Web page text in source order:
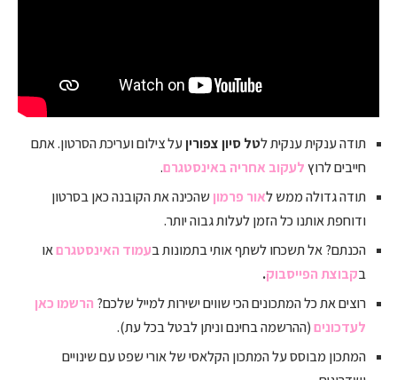
תודה ענקית ענקית לטל סיון צפוריןעל צילום ועריכת הסרטון. אתם
חייבים לרוץלעקוב אחריה באינסטגרם.
תודה גדולה ממש לאור פרמוןשהכינה את הקובנה כאן בסרטון
ודוחפת אותנו כל הזמן לעלות גבוה יותר.
הכנתם? אל תשכחו לשתף אותי בתמונות בעמוד האינסטגרםאו
בקבוצת הפייסבוק.
רוצים את כל המתכונים הכי שווים ישירות למייל שלכם? הרשמו כאן
לעדכונים(ההרשמה בחינם וניתן לבטל בכל עת).
המתכון מבוסס על המתכון הקלאסי של אורי שפט עם שינויים